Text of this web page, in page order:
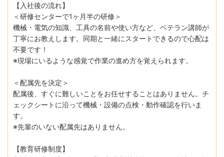
【入社後の流れ】
＜研修センターで1ヶ月半の研修＞
機械・電気の知識、工具の名前や使い方など、ベテラン講師が
丁寧にお教えします。同期と一緒にスタートできるので心配は
不要です！
※現場にいるような感覚で作業の進め方を覚えられます。
＜配属先を決定＞
配属後、すぐに難しいことをお任せすることはありません。チ
ェックシートに沿って機械・設備の点検・動作確認を行いま
す。
※先輩のいない配属先はありません。
【教育研修制度】